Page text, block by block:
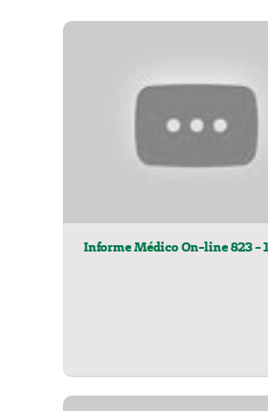
Informe Médico On-line 823 -